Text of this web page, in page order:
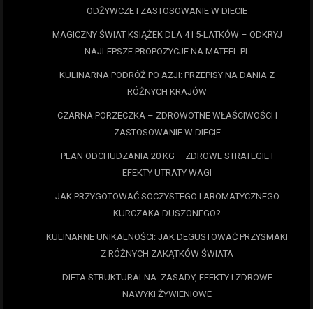
ODŻYWCZE I ZASTOSOWANIE W DIECIE
MAGICZNY ŚWIAT KSIĄŻEK DLA 4 I 5-LATKÓW – ODKRYJ
NAJLEPSZE PROPOZYCJE NA MATFEL.PL
KULINARNA PODRÓŻ PO AZJI: PRZEPISY NA DANIA Z
RÓŻNYCH KRAJÓW
CZARNA PORZECZKA – ZDROWOTNE WŁAŚCIWOŚCI I
ZASTOSOWANIE W DIECIE
PLAN ODCHUDZANIA 20 KG – ZDROWE STRATEGIE I
EFEKTY UTRATY WAGI
JAK PRZYGOTOWAĆ SOCZYSTEGO I AROMATYCZNEGO
KURCZAKA DUSZONEGO?
KULINARNE UNIKALNOŚCI: JAK DEGUSTOWAĆ PRZYSMAKI
Z RÓŻNYCH ZAKĄTKÓW ŚWIATA
DIETA STRUKTURALNA: ZASADY, EFEKTY I ZDROWE
NAWYKI ŻYWIENIOWE